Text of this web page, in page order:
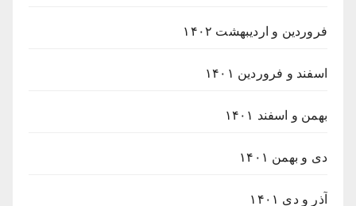
فروردین و اردیبهشت ۱۴۰۲
اسفند و فروردین ۱۴۰۱
بهمن و اسفند ۱۴۰۱
دی و بهمن ۱۴۰۱
آذر و دی ۱۴۰۱